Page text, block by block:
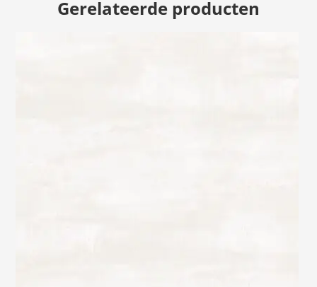
Gerelateerde producten